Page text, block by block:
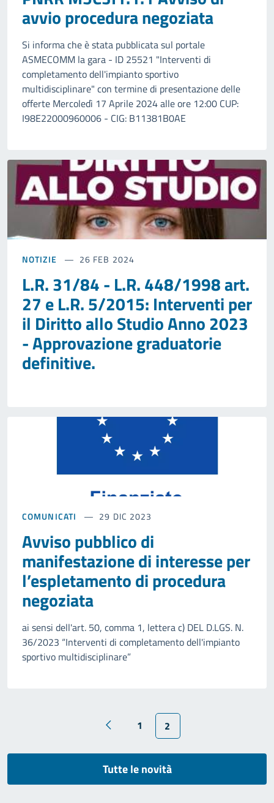
avvio procedura negoziata
Si informa che è stata pubblicata sul portale
ASMECOMM la gara - ID 25521 "Interventi di
completamento dell'impianto sportivo
multidisciplinare" con termine di presentazione delle
offerte Mercoledì 17 Aprile 2024 alle ore 12:00 CUP:
I98E22000960006 - CIG: B11381B0AE
NOTIZIE 26 FEB 2024
L.R. 31/84 - L.R. 448/1998 art.
27 e L.R. 5/2015: Interventi per
il Diritto allo Studio Anno 2023
- Approvazione graduatorie
definitive.
COMUNICATI 29 DIC 2023
Avviso pubblico di
manifestazione di interesse per
l’espletamento di procedura
negoziata
ai sensi dell'art. 50, comma 1, lettera c) DEL D.LGS. N.
36/2023 “Interventi di completamento dell'impianto
sportivo multidisciplinare”
1 2
Tutte le novità